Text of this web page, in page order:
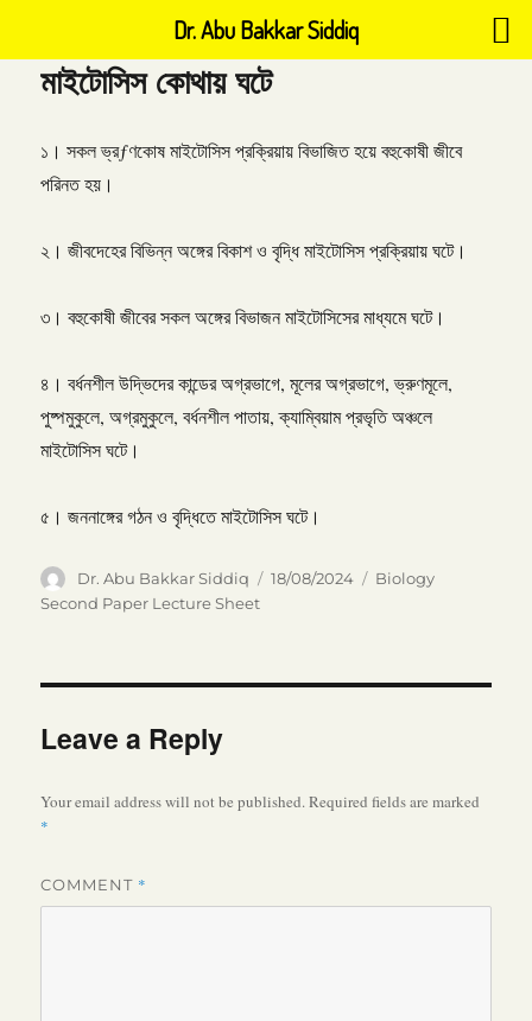
মাইটোসিস কোথায় ঘটে
১। সকল ভ্রƒণকোষ মাইটোসিস প্রক্রিয়ায় বিভাজিত হয়ে বহুকোষী জীবে
পরিনত হয়।
২। জীবদেহের বিভিন্ন অঙ্গের বিকাশ ও বৃদ্ধি মাইটোসিস প্রক্রিয়ায় ঘটে।
৩। বহুকোষী জীবের সকল অঙ্গের বিভাজন মাইটোসিসের মাধ্যমে ঘটে।
৪। বর্ধনশীল উদ্ভিদের কান্ডের অগ্রভাগে, মূলের অগ্রভাগে, ভ্রুণমূলে,
পুষ্পমুকুলে, অগ্রমুকুলে, বর্ধনশীল পাতায়, ক্যাম্বিয়াম প্রভৃতি অঞ্চলে
মাইটোসিস ঘটে।
৫। জননাঙ্গের গঠন ও বৃদ্ধিতে মাইটোসিস ঘটে।
Author
Dr. Abu Bakkar Siddiq
Posted
18/08/2024 Categories
Biology
Second Paper Lecture Sheet
Leave a Reply
Your email address will not be published.Required fields are marked
*
COMMENT *
Dr. Abu Bakkar Siddiq